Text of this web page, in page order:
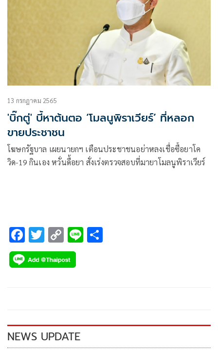
13 กรกฎาคม 2565
'บิ๊กตู่' บี้หาต้นตอ ‘โมลนูพิราเวียร์’ ที่หลอก
ขายประชาชน
โฆษกรัฐบาล เผยนายกฯ เตือนประชาชนอย่าหลงเชื่อซื้อยาโค
วิด-19 กินเอง หวั่นดื้อยา สั่งเร่งตรวจสอบที่มายาโมลนูพิราเวียร์
F
ac
e
k
T
wi
tt
C
o
p
k
Li
NEWS UPDATE